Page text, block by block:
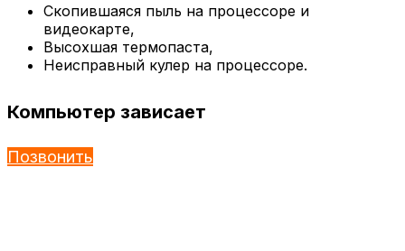
Скопившаяся пыль на процессоре и
видеокарте,
Высохшая термопаста,
Неисправный кулер на процессоре.
Компьютер зависает
Позвонить